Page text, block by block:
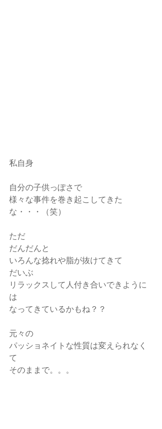
私自身
自分の子供っぽさで
様々な事件を巻き起こしてきた
な・・・（笑）
ただ
だんだんと
いろんな捻れや脂が抜けてきて
だいぶ
リラックスして人付き合いできように
は
なってきているかもね？？
元々の
パッショネイトな性質は変えられなく
て
そのままで。。。